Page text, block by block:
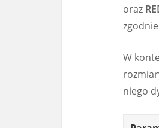
oraz
W
niego